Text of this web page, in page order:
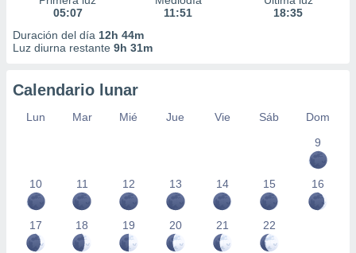
05:07
11:51
18:35
Duración del día 12h 44m
Luz diurna restante 9h 31m
Calendario lunar
Lun Mar Mié Jue Vie Sáb
Dom
9
10 11 12 13 14 15 16
17 18 19 20 21 22